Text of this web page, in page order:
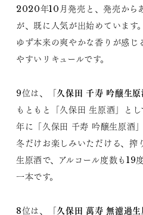
2020年10月発売と、発売から
が、既に人気が出始めています。
ゆず本来の爽やかな香りが感じ
やすいリキュールです。
9位は、「久保田 千寿 吟醸生
もともと「久保田 生原酒」と
年に「久保田 千寿 吟醸生原酒」
冬だけお楽しみいただける、搾
生原酒で、アルコール度数も19
一本です。
8位は、「久保田 萬寿 無濾過